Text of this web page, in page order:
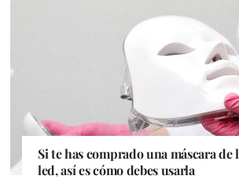
Si te has comprado una máscara de
led, así es cómo debes usarla